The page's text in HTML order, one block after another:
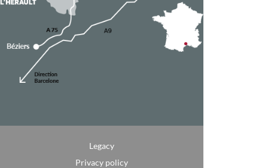
Legacy
Privacy policy